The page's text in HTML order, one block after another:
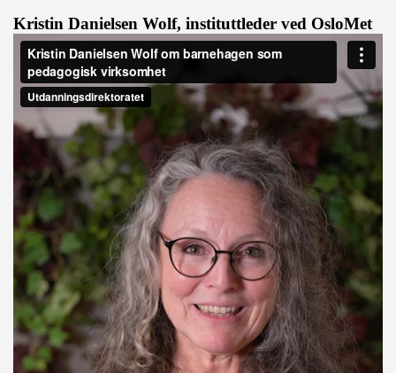
Kristin Danielsen Wolf, instituttleder ved OsloMet